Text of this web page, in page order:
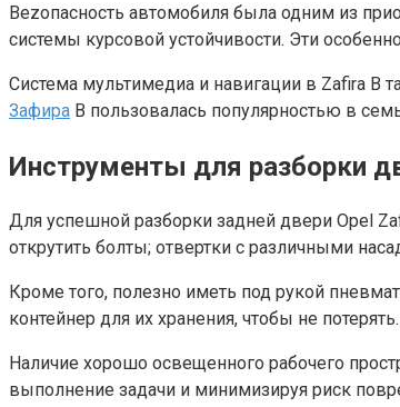
Bezопасность автомобиля была одним из
системы курсовой устойчивости. Эти
Система мультимедиа и навигации в Zafira B
Зафира B пользовалась популярностью в
Инструменты для разборки
Для успешной разборки задней двери Opel
открутить болты; отвертки с различными
Кроме того, полезно иметь под рукой
контейнер для их хранения, чтобы не
Наличие хорошо освещенного рабочего
выполнение задачи и минимизируя риск